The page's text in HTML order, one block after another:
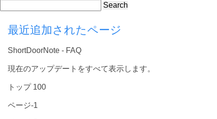
Search
最近追加されたページ
ShortDoorNote - FAQ
現在のアップデートをすべて表示します。
トップ 100
ページ-1